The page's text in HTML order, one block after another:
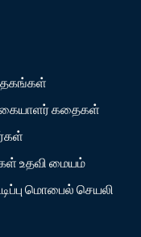
கதைகள்
உதவி மையம்
மொபைல் செயலி